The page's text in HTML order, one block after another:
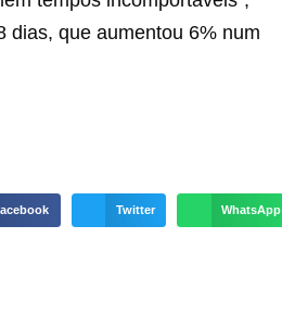
dias, que aumentou 6% num
Twitter WhatsApp